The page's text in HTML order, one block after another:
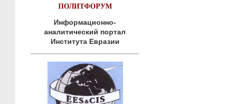
ПОЛИТФОРУМ
Информационно-
аналитический портал
Института Евразии